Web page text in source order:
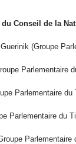
Conseil de la
(Groupe
Parlementaire
Parlementaire du
Parlementaire du